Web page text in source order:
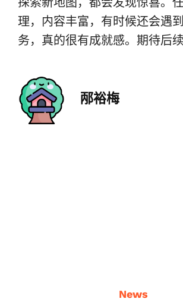
理，内容丰富，有时候还会遇
务，真的很有成就感。期待后
邴裕梅
News